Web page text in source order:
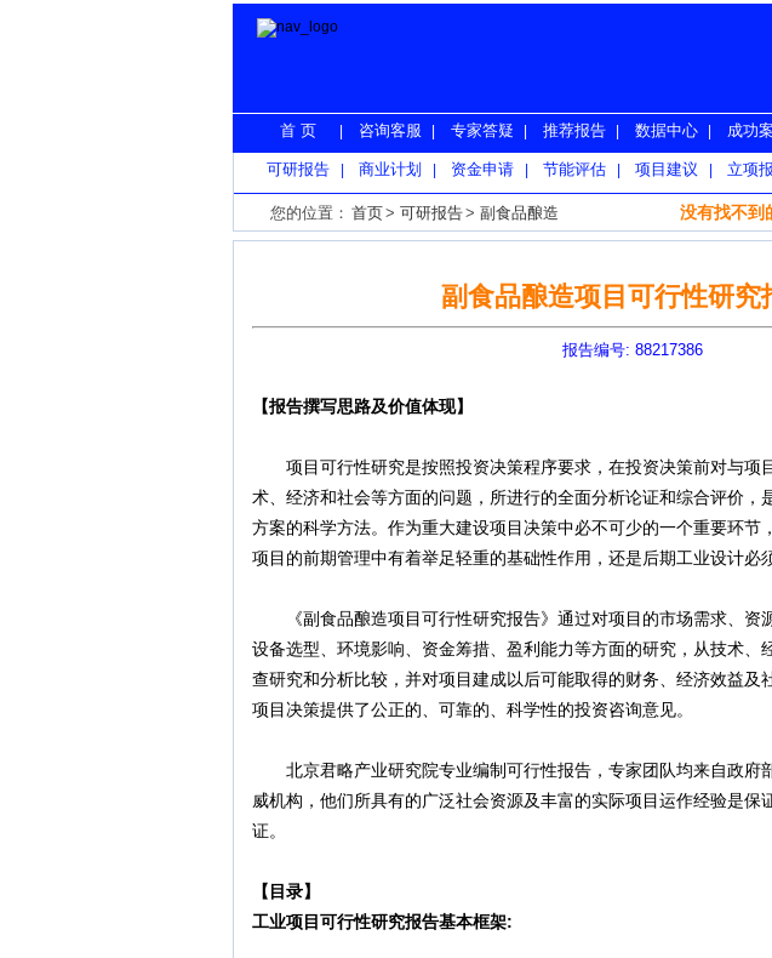
首 页 咨询客服 专家答疑 推荐报告 数据中心 成功
可研报告 商业计划 资金申请 节能评估 项目建议 立项
您的位置： 首页> 可研报告> 副食品酿造 没有找不到
副食品酿造项目可行性研究
报告编号: 88217386
【报告撰写思路及价值体现】
项目可行性研究是按照投资决策程序要求，在投资决策前对与项
术、经济和社会等方面的问题，所进行的全面分析论证和综合评价，
方案的科学方法。作为重大建设项目决策中必不可少的一个重要环节
项目的前期管理中有着举足轻重的基础性作用，还是后期工业设计必
《副食品酿造项目可行性研究报告》通过对项目的市场需求、资
设备选型、环境影响、资金筹措、盈利能力等方面的研究，从技术、
查研究和分析比较，并对项目建成以后可能取得的财务、经济效益及
项目决策提供了公正的、可靠的、科学性的投资咨询意见。
北京君略产业研究院专业编制可行性报告，专家团队均来自政府
威机构，他们所具有的广泛社会资源及丰富的实际项目运作经验是保
证。
【目录】
工业项目可行性研究报告基本框架: